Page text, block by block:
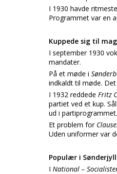
I 1930 havde
Programmet var en
Kuppede sig til
I september 1930
mandater.
På et møde i
indkaldt til møde.
I 1932 reddede Fritz
partiet ved et kup.
ud i
Et problem for
Uden uniformer var
Populær i
I National –